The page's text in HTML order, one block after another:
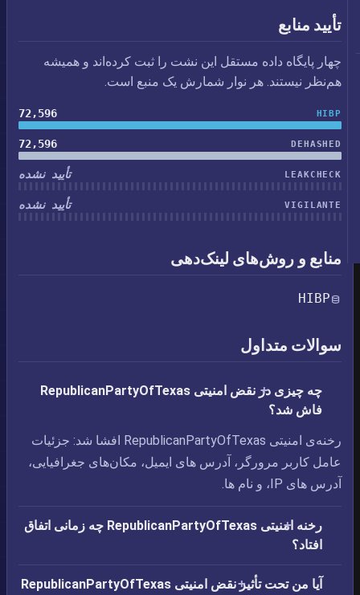
تأیید منابع
چهار پایگاه داده مستقل این نشت را ثبت کرده‌اند و همیشه
هم‌نظر نیستند. هر نوار شمارش یک منبع است.
HIBP
72,596
DEHASHED
72,596
LEAKCHECK تأیید نشده
VIGILANTE تأیید نشده
منابع و روش‌های لینک‌دهی
HIBP
سوالات متداول
چه چیزی در نقض امنیتی RepublicanPartyOfTexas
فاش شد؟
رخنه‌ی امنیتی RepublicanPartyOfTexas افشا شد: جزئیات
عامل کاربر مرورگر،‏ آدرس های ایمیل،‏ مکان‌های جغرافیایی،‏
آدرس های IP، و نام ها.
رخنه امنیتی RepublicanPartyOfTexas چه زمانی اتفاق
افتاد؟
آیا من تحت تأثیر نقض امنیتی RepublicanPartyOfTexas